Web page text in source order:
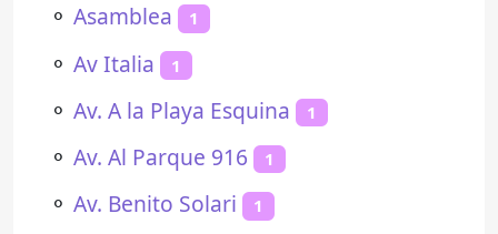
⚬ Asamblea 1
⚬ Av Italia 1
⚬ Av. A la Playa Esquina 1
⚬ Av. Al Parque 916 1
⚬ Av. Benito Solari 1